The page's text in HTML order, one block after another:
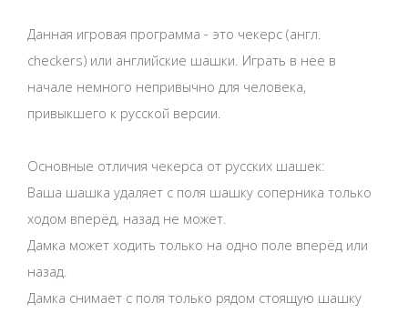
Данная игровая программа - это чекерс (англ.
checkers) или английские шашки. Играть в нее в
начале немного непривычно для человека,
привыкшего к русской версии.
Основные отличия чекерса от русских шашек:
Ваша шашка удаляет с поля шашку соперника только
ходом вперёд, назад не может.
Дамка может ходить только на одно поле вперёд или
назад.
Дамка снимает с поля только рядом стоящую шашку